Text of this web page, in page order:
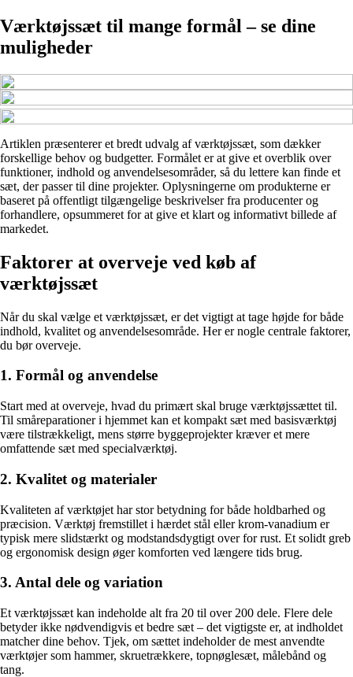
Værktøjssæt til mange formål – se dine
muligheder
Artiklen præsenterer et bredt udvalg af værktøjssæt, som dækker
forskellige behov og budgetter. Formålet er at give et overblik over
funktioner, indhold og anvendelsesområder, så du lettere kan finde et
sæt, der passer til dine projekter. Oplysningerne om produkterne er
baseret på offentligt tilgængelige beskrivelser fra producenter og
forhandlere, opsummeret for at give et klart og informativt billede af
markedet.
Faktorer at overveje ved køb af
værktøjssæt
Når du skal vælge et værktøjssæt, er det vigtigt at tage højde for både
indhold, kvalitet og anvendelsesområde. Her er nogle centrale faktorer,
du bør overveje.
1. Formål og anvendelse
Start med at overveje, hvad du primært skal bruge værktøjssættet til.
Til småreparationer i hjemmet kan et kompakt sæt med basisværktøj
være tilstrækkeligt, mens større byggeprojekter kræver et mere
omfattende sæt med specialværktøj.
2. Kvalitet og materialer
Kvaliteten af værktøjet har stor betydning for både holdbarhed og
præcision. Værktøj fremstillet i hærdet stål eller krom-vanadium er
typisk mere slidstærkt og modstandsdygtigt over for rust. Et solidt greb
og ergonomisk design øger komforten ved længere tids brug.
3. Antal dele og variation
Et værktøjssæt kan indeholde alt fra 20 til over 200 dele. Flere dele
betyder ikke nødvendigvis et bedre sæt – det vigtigste er, at indholdet
matcher dine behov. Tjek, om sættet indeholder de mest anvendte
værktøjer som hammer, skruetrækkere, topnøglesæt, målebånd og
tang.